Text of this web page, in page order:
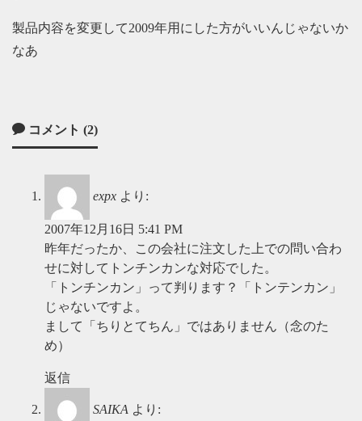
製品内容を変更して2009年用にした方がいいんじゃないか
なあ
コメント (2)
expx より:
2007年12月16日 5:41 PM
昨年だったか、この会社に注文した上での問い合わ
せに対してトンチンカンな対応でした。
「トンチンカン」って判ります？「トンテンカン」
じゃないですよ。
まして「ちりとてちん」ではありません（念のた
め）
返信
SAIKA より: